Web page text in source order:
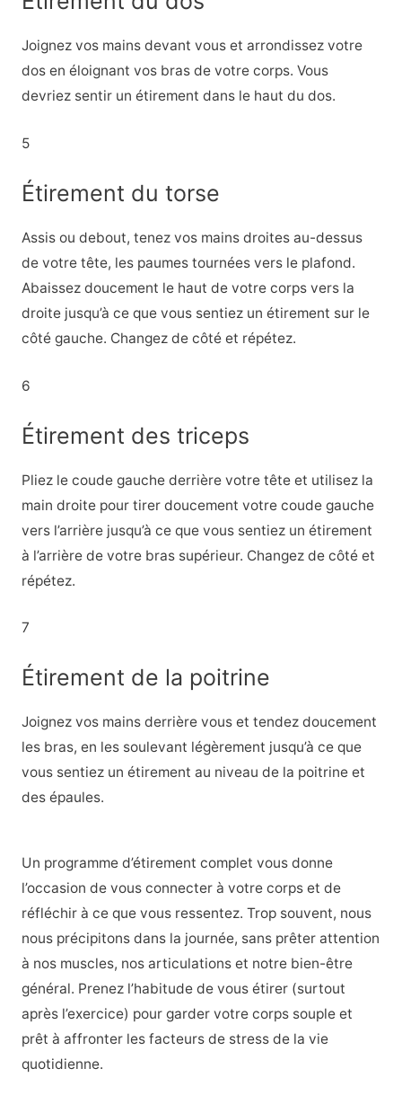
Joignez vos mains devant vous et arrondissez votre
dos en éloignant vos bras de votre corps. Vous
devriez sentir un étirement dans le haut du dos.
5
Étirement du torse
Assis ou debout, tenez vos mains droites au-dessus
de votre tête, les paumes tournées vers le plafond.
Abaissez doucement le haut de votre corps vers la
droite jusqu’à ce que vous sentiez un étirement sur le
côté gauche. Changez de côté et répétez.
6
Étirement des triceps
Pliez le coude gauche derrière votre tête et utilisez la
main droite pour tirer doucement votre coude gauche
vers l’arrière jusqu’à ce que vous sentiez un étirement
à l’arrière de votre bras supérieur. Changez de côté et
répétez.
7
Étirement de la poitrine
Joignez vos mains derrière vous et tendez doucement
les bras, en les soulevant légèrement jusqu’à ce que
vous sentiez un étirement au niveau de la poitrine et
des épaules.
Un programme d’étirement complet vous donne
l’occasion de vous connecter à votre corps et de
réfléchir à ce que vous ressentez. Trop souvent, nous
nous précipitons dans la journée, sans prêter attention
à nos muscles, nos articulations et notre bien-être
général. Prenez l’habitude de vous étirer (surtout
après l’exercice) pour garder votre corps souple et
prêt à affronter les facteurs de stress de la vie
quotidienne.